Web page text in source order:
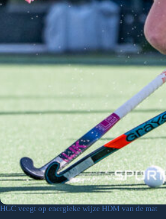
HGC veegt op energieke wijze HDM van de mat